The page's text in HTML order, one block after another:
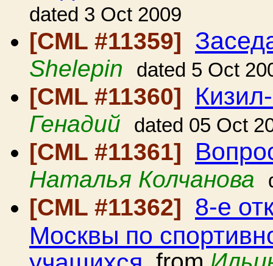
dated 3 Oct 2009
[CML #11359]
Shelepin dated 5 Oct
[CML #11360]
Генадий dated 05 Oct
[CML #11361]
Наталья Колчанова
[CML #11362] 8-е
Москвы по